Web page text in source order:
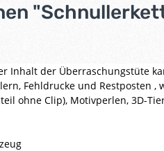
Inhalt der Überraschungstüte
Fehldrucke und Restposten
ohne Clip), Motivperlen, 3D-